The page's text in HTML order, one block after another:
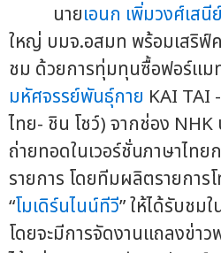
นายเอนก เพิ่มวงศ์เสนีย์
ใหญ่ บมจ.อสมท พร้อมเสริ
ชม ด้วยการทุ่มทุนซื้อฟอร์แม
มหัศจรรย์พันธุ์กาย KAI TAI
ไทย- ชิน โชว์) จากช่อง
ถ่ายทอดในเวอร์ชั่นภาษาไท
รายการ โดยทีมผลิตรายกา
“โมเดิร์นไนน์ทีวี” ให้ได้รับชม
โดยจะมีการจัดงานแถลงข่า